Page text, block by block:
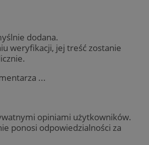
dodana.
weryfikacji, jej treść zostanie
...
opiniami użytkowników.
ponosi odpowiedzialności za